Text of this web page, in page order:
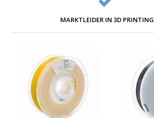
MARKTLEIDER IN 3D PRINTING